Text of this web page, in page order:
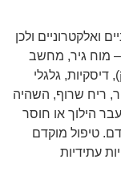
ולכן
מוח גיר, מחשב
גלגלי
ריח שרוף, השהיה
הילוך או חוסר
טיפול מוקדם
עתידיות